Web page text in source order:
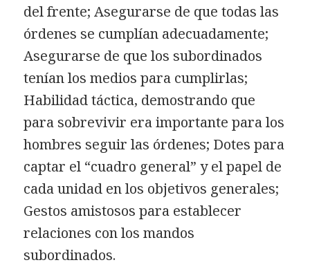
del frente; Asegurarse de que todas las
órdenes se cumplían adecuadamente;
Asegurarse de que los subordinados
tenían los medios para cumplirlas;
Habilidad táctica, demostrando que
para sobrevivir era importante para los
hombres seguir las órdenes; Dotes para
captar el “cuadro general” y el papel de
cada unidad en los objetivos generales;
Gestos amistosos para establecer
relaciones con los mandos
subordinados.